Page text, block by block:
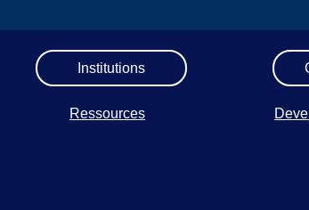
Institutions
Ressources